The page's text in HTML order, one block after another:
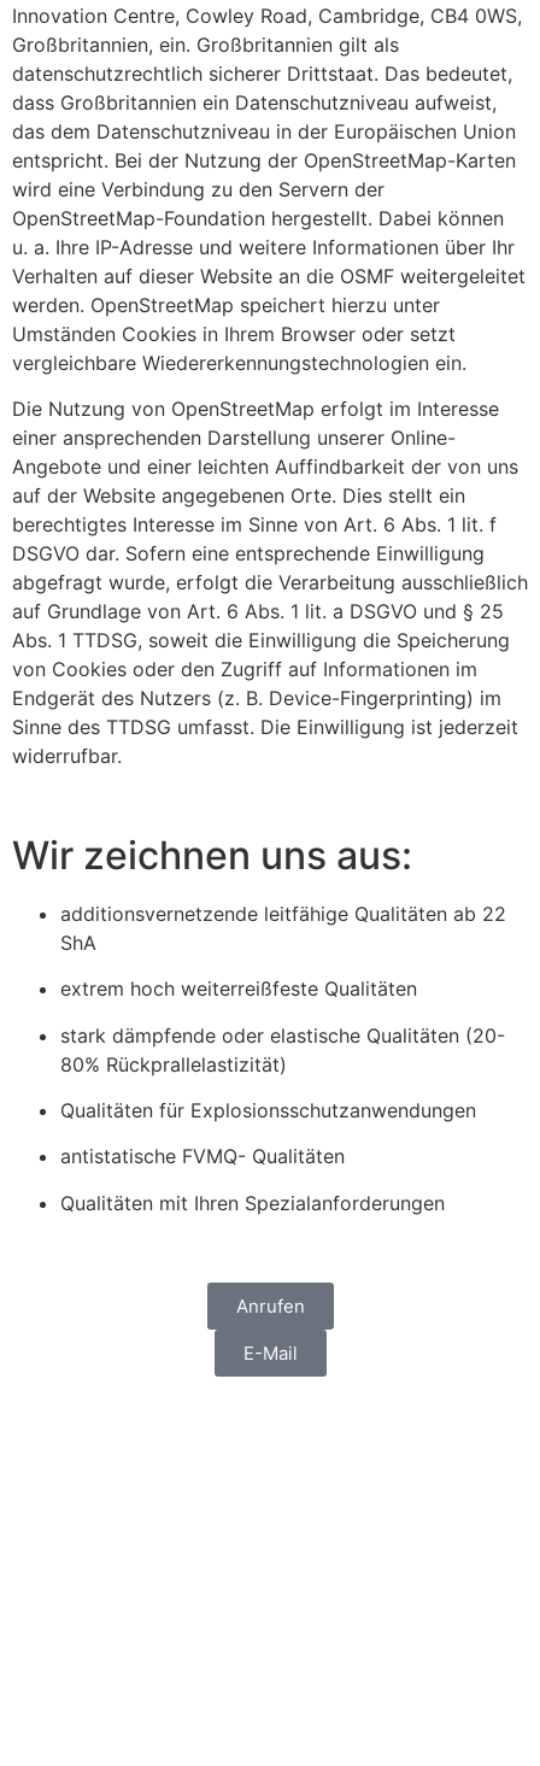
Innovation Centre, Cowley Road, Cambridge, CB4 0WS,
Großbritannien, ein. Großbritannien gilt als
datenschutzrechtlich sicherer Drittstaat. Das bedeutet,
dass Großbritannien ein Datenschutzniveau aufweist,
das dem Datenschutzniveau in der Europäischen Union
entspricht. Bei der Nutzung der OpenStreetMap-Karten
wird eine Verbindung zu den Servern der
OpenStreetMap-Foundation hergestellt. Dabei können
u. a. Ihre IP-Adresse und weitere Informationen über Ihr
Verhalten auf dieser Website an die OSMF weitergeleitet
werden. OpenStreetMap speichert hierzu unter
Umständen Cookies in Ihrem Browser oder setzt
vergleichbare Wiedererkennungstechnologien ein.
Die Nutzung von OpenStreetMap erfolgt im Interesse
einer ansprechenden Darstellung unserer Online-
Angebote und einer leichten Auffindbarkeit der von uns
auf der Website angegebenen Orte. Dies stellt ein
berechtigtes Interesse im Sinne von Art. 6 Abs. 1 lit. f
DSGVO dar. Sofern eine entsprechende Einwilligung
abgefragt wurde, erfolgt die Verarbeitung ausschließlich
auf Grundlage von Art. 6 Abs. 1 lit. a DSGVO und § 25
Abs. 1 TTDSG, soweit die Einwilligung die Speicherung
von Cookies oder den Zugriff auf Informationen im
Endgerät des Nutzers (z. B. Device-Fingerprinting) im
Sinne des TTDSG umfasst. Die Einwilligung ist jederzeit
widerrufbar.
Wir zeichnen uns aus:
additionsvernetzende leitfähige Qualitäten ab 22
ShA
extrem hoch weiterreißfeste Qualitäten
stark dämpfende oder elastische Qualitäten (20-
80% Rückprallelastizität)
Qualitäten für Explosionsschutzanwendungen
antistatische FVMQ- Qualitäten
Qualitäten mit Ihren Spezialanforderungen
Anrufen
E-Mail